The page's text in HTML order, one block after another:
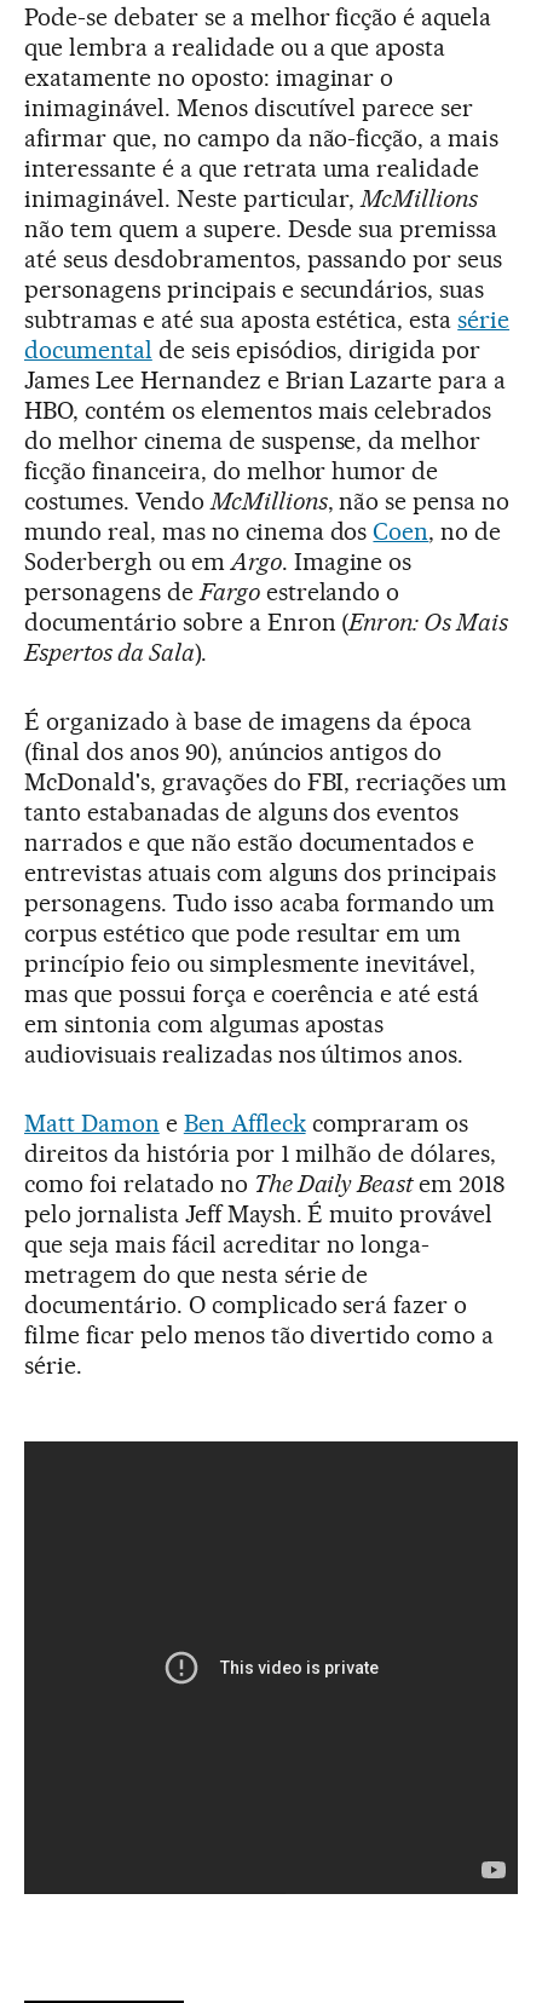
Pode-se debater se a melhor ficção é aquela
que lembra a realidade ou a que aposta
exatamente no oposto: imaginar o
inimaginável. Menos discutível parece ser
afirmar que, no campo da não-ficção, a mais
interessante é a que retrata uma realidade
inimaginável. Neste particular, McMillions
não tem quem a supere. Desde sua premissa
até seus desdobramentos, passando por seus
personagens principais e secundários, suas
subtramas e até sua aposta estética, estasérie
documental de seis episódios, dirigida por
James Lee Hernandez e Brian Lazarte para a
HBO, contém os elementos mais celebrados
do melhor cinema de suspense, da melhor
ficção financeira, do melhor humor de
costumes. Vendo McMillions, não se pensa no
mundo real, mas no cinema dosCoen, no de
Soderbergh ou em Argo. Imagine os
personagens de Fargoestrelando o
documentário sobre a Enron (Enron: Os Mais
Espertos da Sala).
É organizado à base de imagens da época
(final dos anos 90), anúncios antigos do
McDonald's, gravações do FBI, recriações um
tanto estabanadas de alguns dos eventos
narrados e que não estão documentados e
entrevistas atuais com alguns dos principais
personagens. Tudo isso acaba formando um
corpus estético que pode resultar em um
princípio feio ou simplesmente inevitável,
mas que possui força e coerência e até está
em sintonia com algumas apostas
audiovisuais realizadas nos últimos anos.
Matt Damon e Ben Affleckcompraram os
direitos da história por 1 milhão de dólares,
como foi relatado no The Daily Beastem 2018
pelo jornalista Jeff Maysh. É muito provável
que seja mais fácil acreditar no longa-
metragem do que nesta série de
documentário. O complicado será fazer o
filme ficar pelo menos tão divertido como a
série.